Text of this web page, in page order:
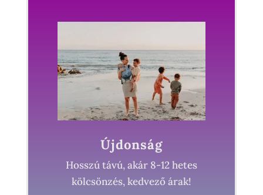
Újdonság
Hosszú távú, akár 8-12 hetes
kölcsönzés, kedvező árak!